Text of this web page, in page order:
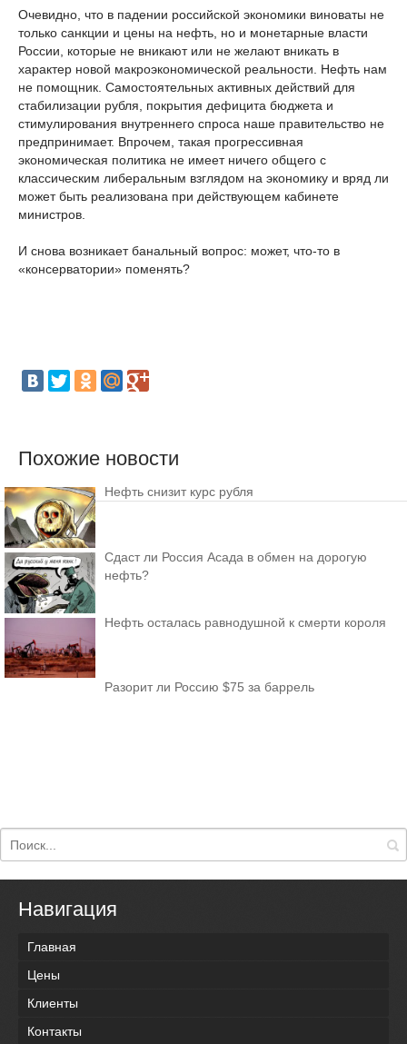
Очевидно, что в падении российской экономики виноваты не
только санкции и цены на нефть, но и монетарные власти
России, которые не вникают или не желают вникать в
характер новой макроэкономической реальности. Нефть нам
не помощник. Самостоятельных активных действий для
стабилизации рубля, покрытия дефицита бюджета и
стимулирования внутреннего спроса наше правительство не
предпринимает. Впрочем, такая прогрессивная
экономическая политика не имеет ничего общего с
классическим либеральным взглядом на экономику и вряд ли
может быть реализована при действующем кабинете
министров.
И снова возникает банальный вопрос: может, что-то в
«консерватории» поменять?
Похожие новости
Нефть снизит курс рубля
Сдаст ли Россия Асада в обмен на дорогую
нефть?
Нефть осталась равнодушной к смерти короля
Разорит ли Россию $75 за баррель
Навигация
Главная
Цены
Клиенты
Контакты